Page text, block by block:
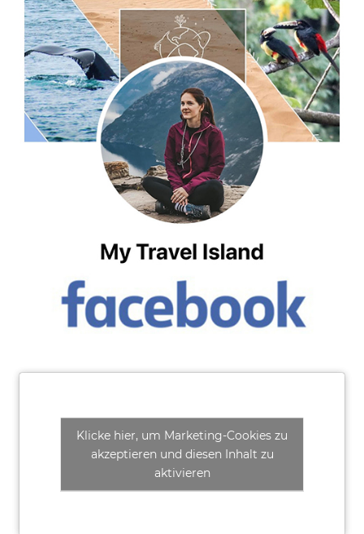
Klicke hier, um Marketing-Cookies zu
akzeptieren und diesen Inhalt zu
aktivieren